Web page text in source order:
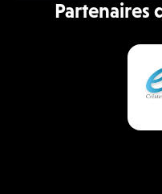
Partenaires